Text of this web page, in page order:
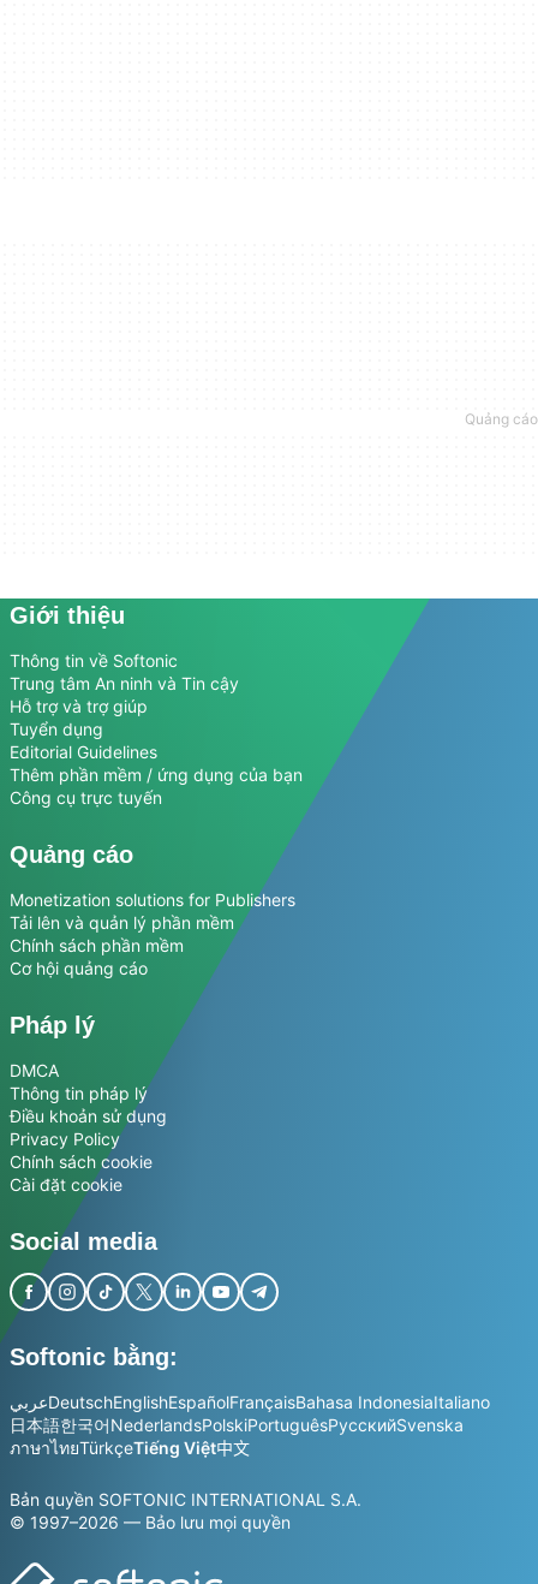
Giới thiệu
Thông tin về Softonic
Trung tâm An ninh và Tin cậy
Hỗ trợ và trợ giúp
Tuyển dụng
Editorial Guidelines
Thêm phần mềm / ứng dụng của bạn
Công cụ trực tuyến
Quảng cáo
Monetization solutions for Publishers
Tải lên và quản lý phần mềm
Chính sách phần mềm
Cơ hội quảng cáo
Pháp lý
DMCA
Thông tin pháp lý
Điều khoản sử dụng
Privacy Policy
Chính sách cookie
Cài đặt cookie
Social media
Softonic bằng:
عربيDeutschEnglishEspañolFrançaisBahasa IndonesiaItaliano
日本語한국어NederlandsPolskiPortuguêsРусскийSvenska
ภาษาไทยTürkçeTiếng Việt中文
Bản quyền SOFTONIC INTERNATIONAL S.A.
© 1997–2026 — Bảo lưu mọi quyền